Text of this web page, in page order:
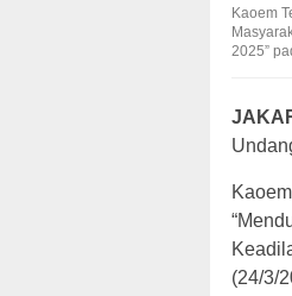
Kaoem
2025”
(24/3/